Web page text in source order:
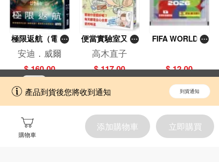
產品到貨後您將收到通知 到貨通知
購物車
添加購物車 立即購買
極限返航（電影
書衣典藏版）
（獨家收錄作者
訪談）
安迪．威爾
$ 160.00
便當實驗室又開
張了——日日和
特別日的菜單挑
戰記
高木直子
$ 117.00
FIFA WORLD C
包）
$ 12.00
擁抱更全面的購物和文化體驗。
開啟